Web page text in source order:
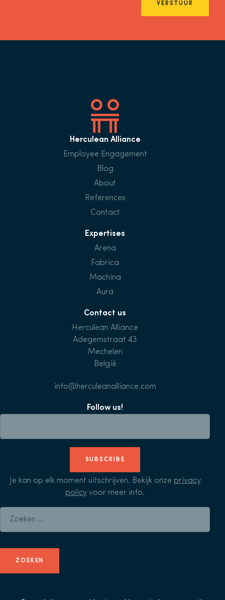
VERSTUUR
Herculean Alliance
Employee Engagement
Blog
About
References
Contact
Expertises
Arena
Fabrica
Machina
Aura
Contact us
Herculean Alliance
Adegemstraat 43
Mechelen
België
info@herculeanalliance.com
Follow us!
SUBSCRIBE
Je kan op elk moment uitschrijven. Bekijk onze privacy
policy voor meer info.